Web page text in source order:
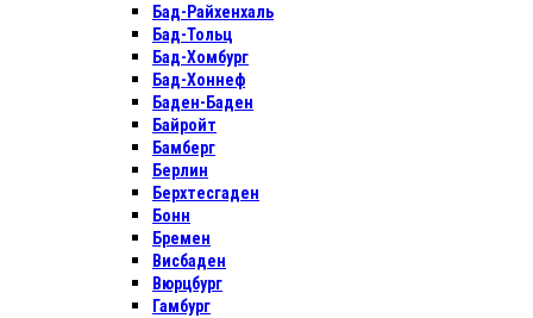
Бад-Райхенхаль
Бад-Тольц
Бад-Хомбург
Бад-Хоннеф
Баден-Баден
Байройт
Бамберг
Берлин
Берхтесгаден
Бонн
Бремен
Висбаден
Вюрцбург
Гамбург